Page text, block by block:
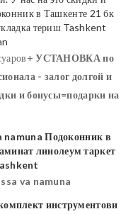
УСТАНОВКАпо
- залог долгой и
и бонусы=подарки на
va namuna